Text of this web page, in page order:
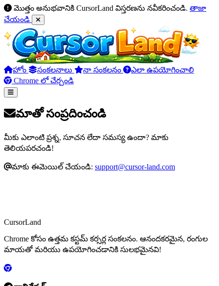
మొత్తం అనుభవానికి CursorLand విస్తరణను నవీకరించండి. తాజా
చేయండి
హోం సంకలనాలు నా సంకలనం
ఎలా ఉపయోగించాలి
Chrome లో చేర్చండి
మాతో సంప్రదించండి
మీకు ఎలాంటి ప్రశ్న, సూచన లేదా సమస్య ఉందా? మాకు
తెలియపరచండి!
మాకు ఈమెయిల్ చేయండి: support@cursor-land.com
CursorLand
Chrome కోసం ఉత్తమ కస్టమ్ కర్సర్ల సంకలనం. ఆనందకరమైన, రంగుల
మాయతో మరియు ఉపయోగించడానికి సులభమైనవి!